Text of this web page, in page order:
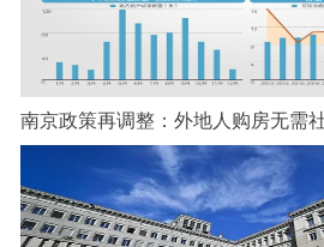
南京政策再调整：外地人购房无需